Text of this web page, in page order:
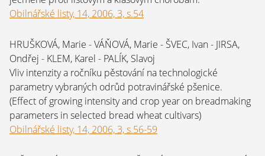
Obilnářské listy, 14, 2006, 3, s.54
HRUŠKOVÁ, Marie - VÁŇOVÁ, Marie - ŠVEC, Ivan - JIRSA,
Ondřej - KLEM, Karel - PALÍK, Slavoj
Vliv intenzity a ročníku pěstování na technologické
parametry vybraných odrůd potravinářské pšenice.
(Effect of growing intensity and crop year on breadmaking
parameters in selected bread wheat cultivars)
Obilnářské listy, 14, 2006, 3, s.56-59